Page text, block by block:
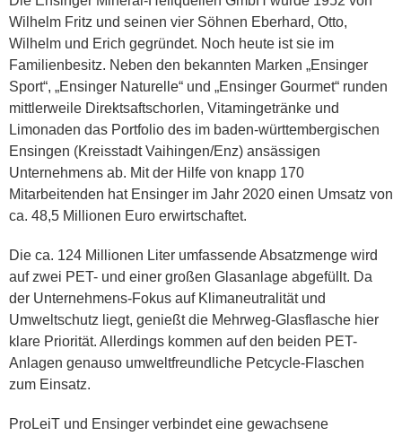
Wilhelm Fritz und seinen vier Söhnen Eberhard, Otto,
Wilhelm und Erich gegründet. Noch heute ist sie im
Familienbesitz. Neben den bekannten Marken „Ensinger
Sport“, „Ensinger Naturelle“ und „Ensinger Gourmet“ runden
mittlerweile Direktsaftschorlen, Vitamingetränke und
Limonaden das Portfolio des im baden-württembergischen
Ensingen (Kreisstadt Vaihingen/Enz) ansässigen
Unternehmens ab. Mit der Hilfe von knapp 170
Mitarbeitenden hat Ensinger im Jahr 2020 einen Umsatz von
ca. 48,5 Millionen Euro erwirtschaftet.
Die ca. 124 Millionen Liter umfassende Absatzmenge wird
auf zwei PET- und einer großen Glasanlage abgefüllt. Da
der Unternehmens-Fokus auf Klimaneutralität und
Umweltschutz liegt, genießt die Mehrweg-Glasflasche hier
klare Priorität. Allerdings kommen auf den beiden PET-
Anlagen genauso umweltfreundliche Petcycle-Flaschen
zum Einsatz.
ProLeiT und Ensinger verbindet eine gewachsene